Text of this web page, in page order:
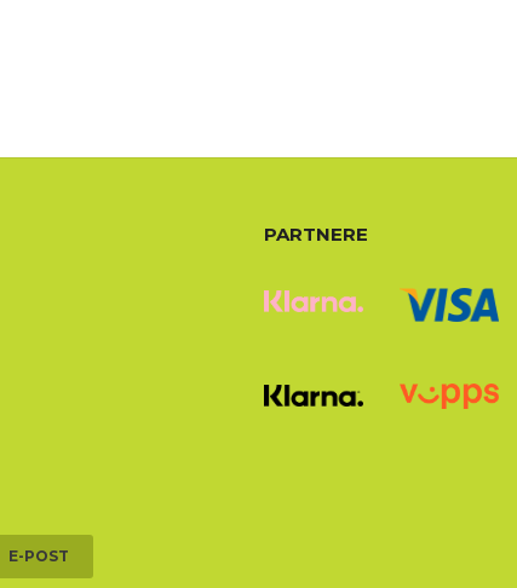
E-POST
PARTNERE